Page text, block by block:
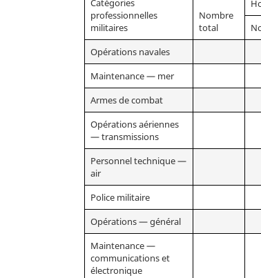
Catégories
professionnelles
militaires
Nombre
total
Opérations navales
Maintenance — mer
Armes de combat
Opérations aériennes
— transmissions
Personnel technique —
air
Police militaire
Opérations — général
Maintenance —
communications et
électronique